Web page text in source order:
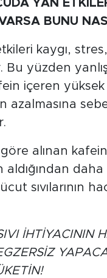
YAN
BUNU
kaygı, stres,
yüzden
içeren yüksek
azalmasına
alınan
sıvılarının
İHTİYACININ